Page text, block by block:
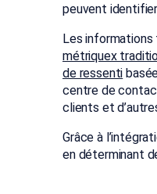
peuvent
Les
métriquex
de ressenti
centre de
clients et
Grâce à
en déterminant